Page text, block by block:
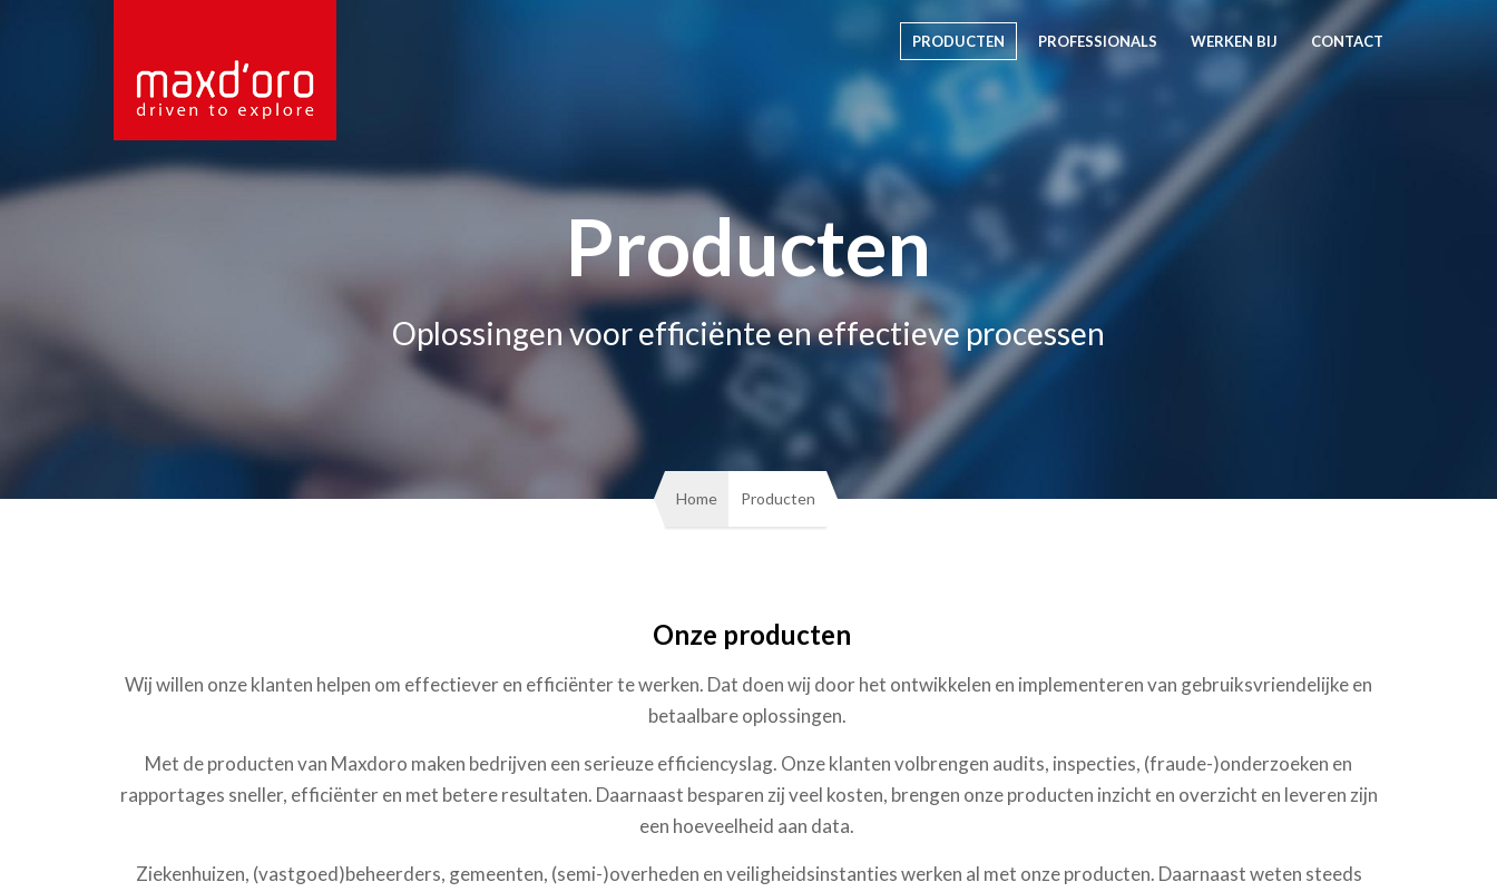
PRODUCTEN PROFESSIONALS WERKEN BIJ CONTACT
Producten
Oplossingen voor efficiënte en effectieve processen
Home Producten
Onze producten
Wij willen onze klanten helpen om effectiever en efficiënter te werken. Dat doen wij door het ontwikkelen en implementeren van gebruiksvriendelijke en
betaalbare oplossingen.
Met de producten van Maxdoro maken bedrijven een serieuze efficiencyslag. Onze klanten volbrengen audits, inspecties, (fraude-)onderzoeken en
rapportages sneller, efficiënter en met betere resultaten. Daarnaast besparen zij veel kosten, brengen onze producten inzicht en overzicht en leveren zijn
een hoeveelheid aan data.
Ziekenhuizen, (vastgoed)beheerders, gemeenten, (semi-)overheden en veiligheidsinstanties werken al met onze producten. Daarnaast weten steeds